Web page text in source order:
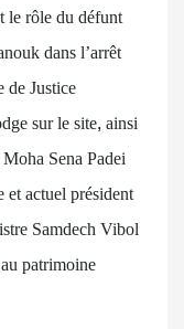
le rôle du défunt
dans l’arrêt
Justice
sur le site, ainsi
Sena Padei
actuel président
Samdech Vibol
patrimoine